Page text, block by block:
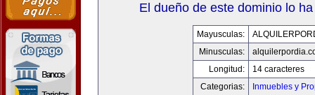
El dueño de este dominio lo
Mayusculas:
Minusculas:
Longitud:
14 caracteres
Categorias:
Inmuebles y